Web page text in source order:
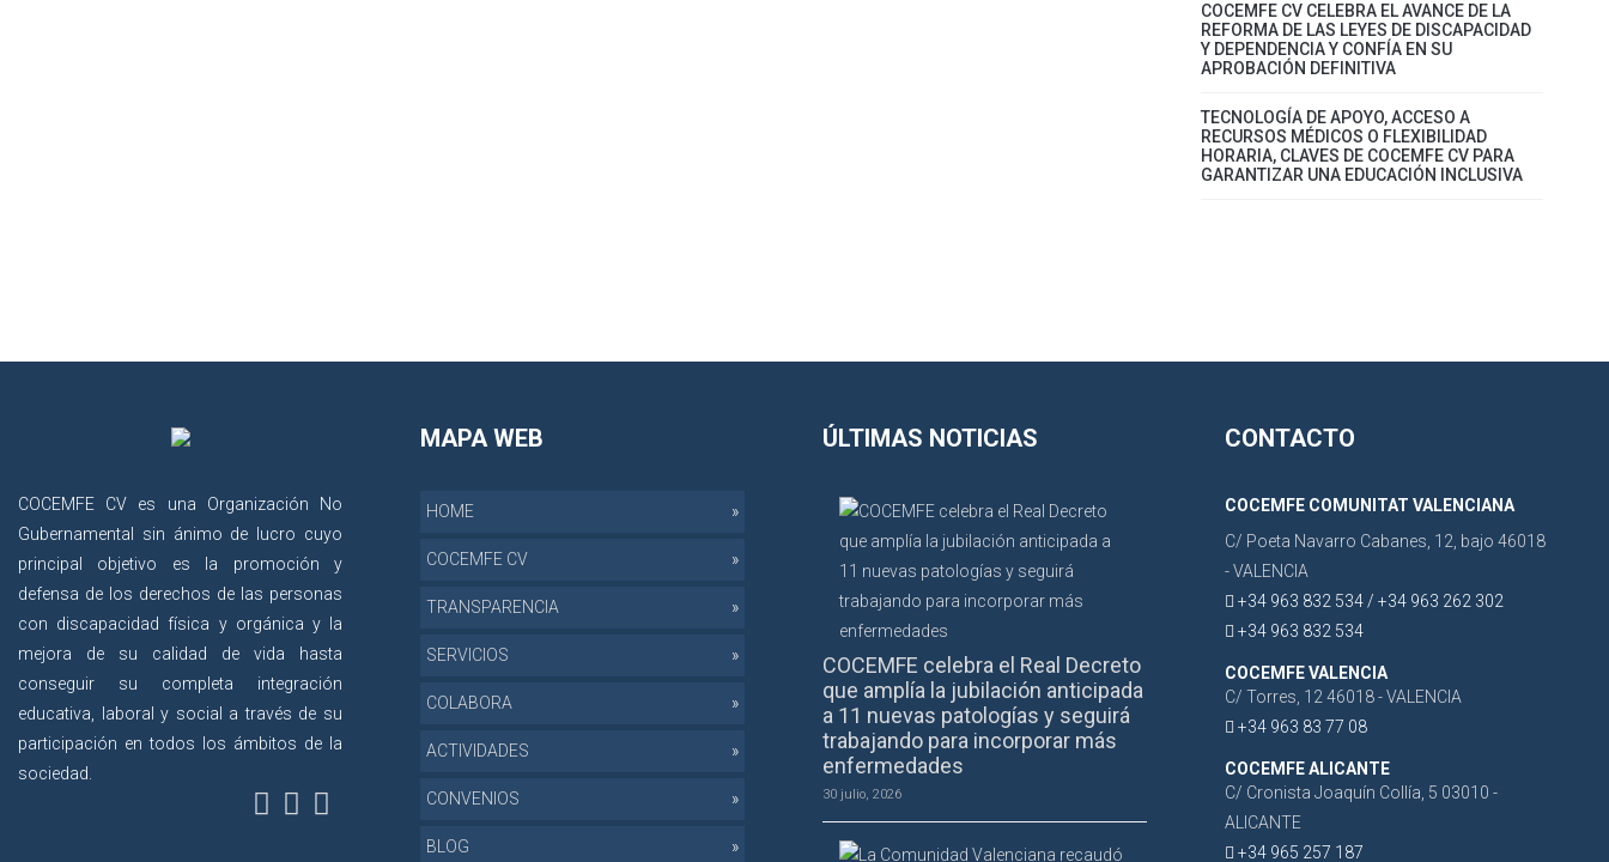
COCEMFE CV CELEBRA EL AVANCE DE LA
REFORMA DE LAS LEYES DE DISCAPACIDAD
Y DEPENDENCIA Y CONFÍA EN SU
APROBACIÓN DEFINITIVA
TECNOLOGÍA DE APOYO, ACCESO A
RECURSOS MÉDICOS O FLEXIBILIDAD
HORARIA, CLAVES DE COCEMFE CV PARA
GARANTIZAR UNA EDUCACIÓN INCLUSIVA
COCEMFE CV es una Organización No
Gubernamental sin ánimo de lucro cuyo
principal objetivo es la promoción y
defensa de los derechos de las personas
con discapacidad física y orgánica y la
mejora de su calidad de vida hasta
conseguir su completa integración
educativa, laboral y social a través de su
participación en todos los ámbitos de la
sociedad.
MAPA WEB
HOME
COCEMFE CV
TRANSPARENCIA
SERVICIOS
COLABORA
ACTIVIDADES
CONVENIOS
BLOG
ÚLTIMAS NOTICIAS
COCEMFE celebra el Real Decreto
que amplía la jubilación anticipada
a 11 nuevas patologías y seguirá
trabajando para incorporar más
enfermedades
30 julio, 2026
CONTACTO
COCEMFE COMUNITAT VALENCIANA
C/ Poeta Navarro Cabanes, 12, bajo 46018
- VALENCIA
+34 963 832 534 / +34 963 262 302
+34 963 832 534
COCEMFE VALENCIA
C/ Torres, 12 46018 - VALENCIA
+34 963 83 77 08
COCEMFE ALICANTE
C/ Cronista Joaquín Collía, 5 03010 -
ALICANTE
+34 965 257 187